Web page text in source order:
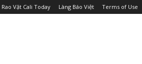
Rao Vặt Cali Today Làng Báo Việt Terms of Use